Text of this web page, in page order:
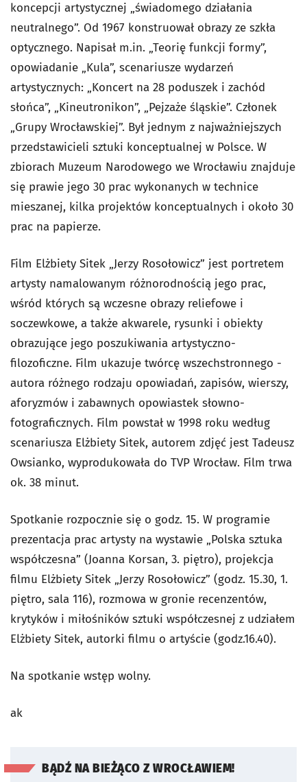
koncepcji artystycznej „świadomego działania
neutralnego”. Od 1967 konstruował obrazy ze szkła
optycznego. Napisał m.in. „Teorię funkcji formy”,
opowiadanie „Kula”, scenariusze wydarzeń
artystycznych: „Koncert na 28 poduszek i zachód
słońca”, „Kineutronikon”, „Pejzaże śląskie”. Członek
„Grupy Wrocławskiej”. Był jednym z najważniejszych
przedstawicieli sztuki konceptualnej w Polsce. W
zbiorach Muzeum Narodowego we Wrocławiu znajduje
się prawie jego 30 prac wykonanych w technice
mieszanej, kilka projektów konceptualnych i około 30
prac na papierze.
Film Elżbiety Sitek „Jerzy Rosołowicz” jest portretem
artysty namalowanym różnorodnością jego prac,
wśród których są wczesne obrazy reliefowe i
soczewkowe, a także akwarele, rysunki i obiekty
obrazujące jego poszukiwania artystyczno-
filozoficzne. Film ukazuje twórcę wszechstronnego -
autora różnego rodzaju opowiadań, zapisów, wierszy,
aforyzmów i zabawnych opowiastek słowno-
fotograficznych. Film powstał w 1998 roku według
scenariusza Elżbiety Sitek, autorem zdjęć jest Tadeusz
Owsianko, wyprodukowała do TVP Wrocław. Film trwa
ok. 38 minut.
Spotkanie rozpocznie się o godz. 15. W programie
prezentacja prac artysty na wystawie „Polska sztuka
współczesna” (Joanna Korsan, 3. piętro), projekcja
filmu Elżbiety Sitek „Jerzy Rosołowicz” (godz. 15.30, 1.
piętro, sala 116), rozmowa w gronie recenzentów,
krytyków i miłośników sztuki współczesnej z udziałem
Elżbiety Sitek, autorki filmu o artyście (godz.16.40).
Na spotkanie wstęp wolny.
ak
BĄDŹ NA BIEŻĄCO Z WROCŁAWIEM!